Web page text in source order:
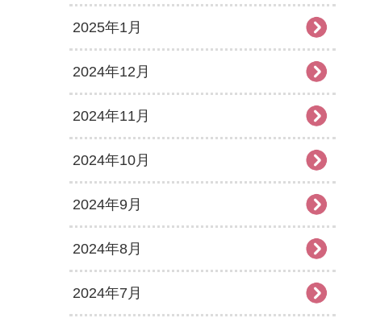
2025年1月
2024年12月
2024年11月
2024年10月
2024年9月
2024年8月
2024年7月